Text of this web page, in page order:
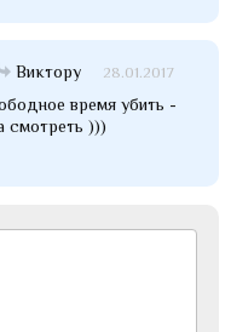
Виктору 28.01.2017
время убить -
смотреть )))